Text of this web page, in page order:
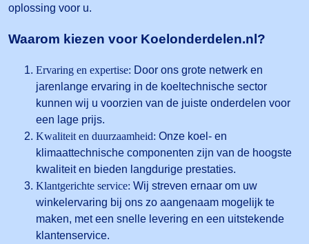
oplossing voor u.
Waarom kiezen voor Koelonderdelen.nl?
Ervaring en expertise: Door ons grote netwerk en
jarenlange ervaring in de koeltechnische sector
kunnen wij u voorzien van de juiste onderdelen voor
een lage prijs.
Kwaliteit en duurzaamheid: Onze koel- en
klimaattechnische componenten zijn van de hoogste
kwaliteit en bieden langdurige prestaties.
Klantgerichte service: Wij streven ernaar om uw
winkelervaring bij ons zo aangenaam mogelijk te
maken, met een snelle levering en een uitstekende
klantenservice.